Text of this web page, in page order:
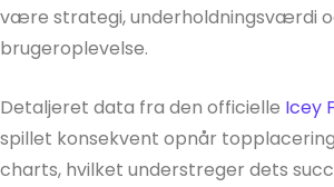
være strategi, underholdningsværdi
brugeroplevelse.
Detaljeret data fra den officielle Icey
spillet konsekvent opnår
charts, hvilket understreger dets